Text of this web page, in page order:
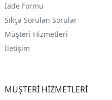
İade Formu
Sıkça Sorulan Sorular
Müşteri Hizmetleri
İletişim
MÜŞTERİ HİZMETLERİ